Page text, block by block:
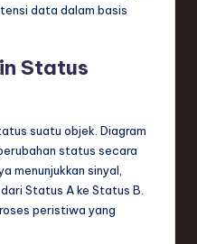
data dalam basis
Status
suatu objek. Diagram
status secara
menunjukkan sinyal,
Status A ke Status B.
peristiwa yang